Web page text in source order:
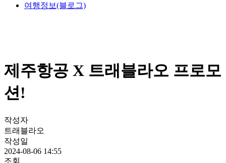
여행정보(블로그)
제주항공 X 트래블라오 프로모
션!
작성자
트래블라오
작성일
2024-08-06 14:55
조회